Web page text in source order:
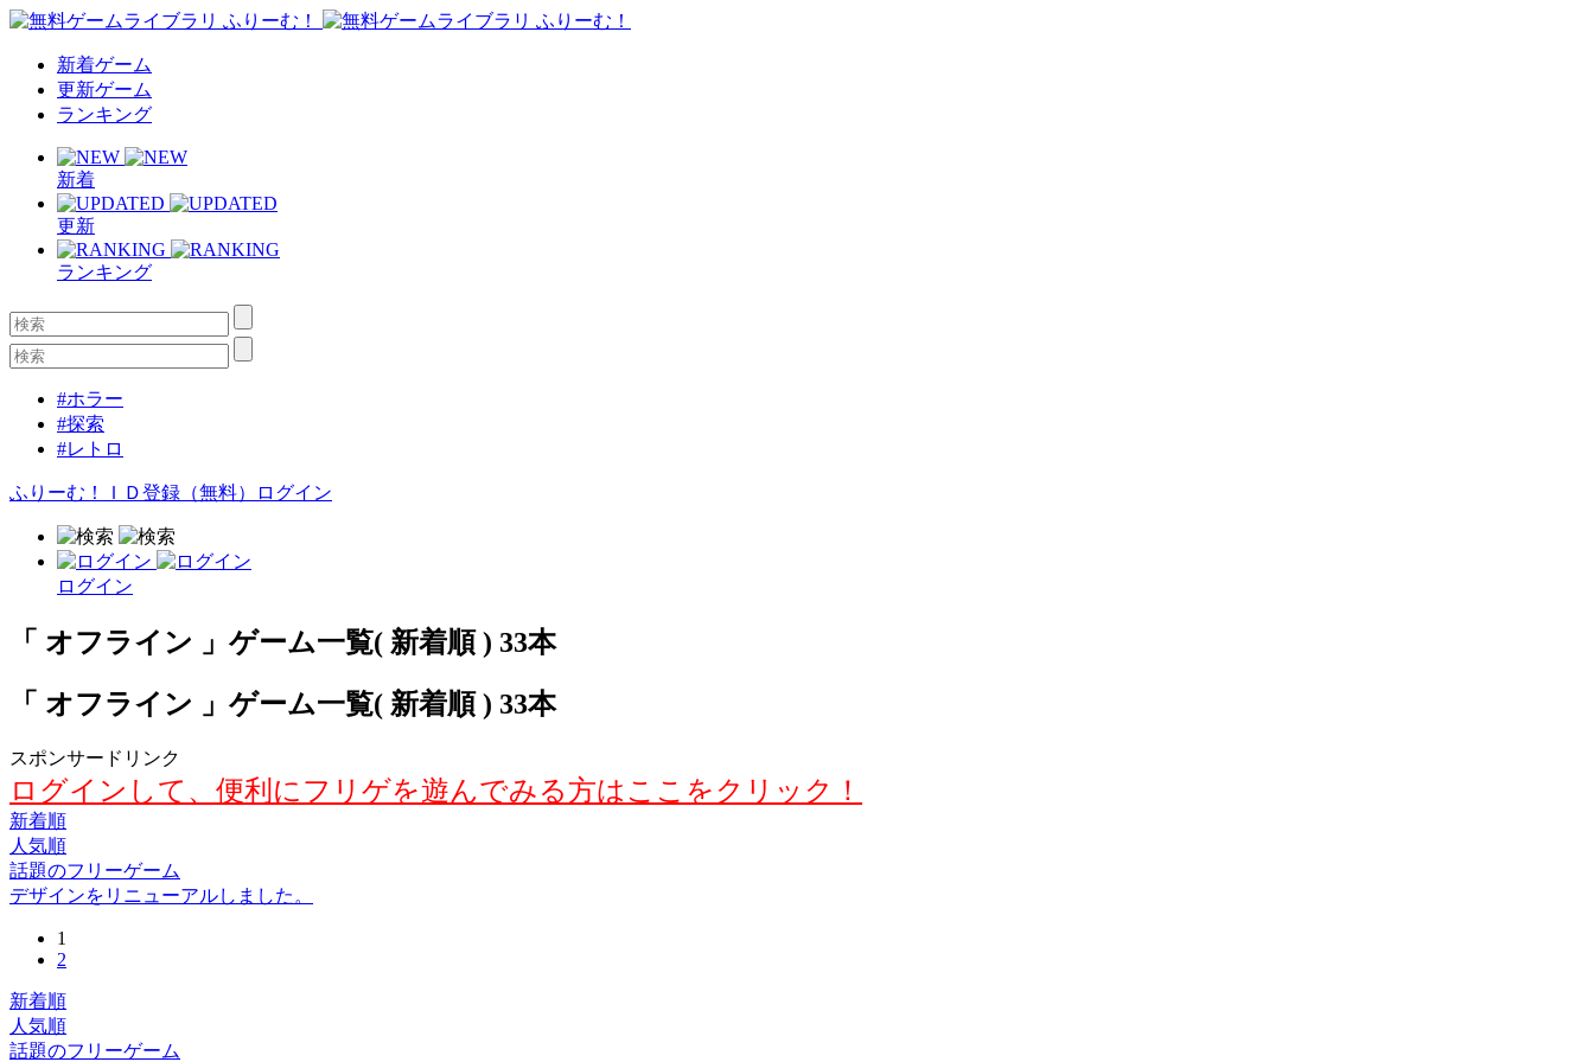
新着ゲーム
更新ゲーム
ランキング
新着
更新
ランキング
#ホラー
#探索
#レトロ
ふりーむ！ＩＤ登録（無料） ログイン
ログイン
「 オフライン 」ゲーム一覧( 新着順 ) 33本
「 オフライン 」ゲーム一覧( 新着順 ) 33本
スポンサードリンク
ログインして、便利にフリゲを遊んでみる方はここをクリック！
新着順
人気順
話題のフリーゲーム
デザインをリニューアルしました。
1
2
新着順
人気順
話題のフリーゲーム